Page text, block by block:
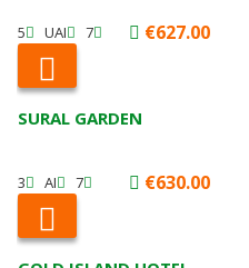
5 UAI 7 €627.00
SURAL GARDEN
3 AI 7 €630.00